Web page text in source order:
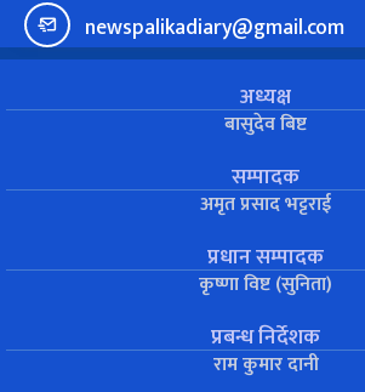
newspalikadiary@gmail.com
अध्यक्ष
बासुदेव बिष्ट
सम्पादक
अमृत प्रसाद भट्टराई
प्रधान सम्पादक
कृष्णा विष्ट (सुनिता)
प्रबन्ध निर्देशक
राम कुमार दानी